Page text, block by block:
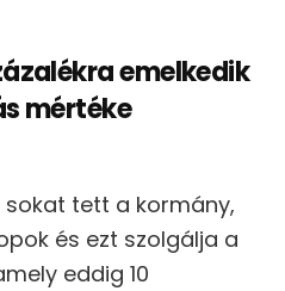
emelkedik
mértéke
tett a kormány,
és ezt szolgálja a
eddig 10